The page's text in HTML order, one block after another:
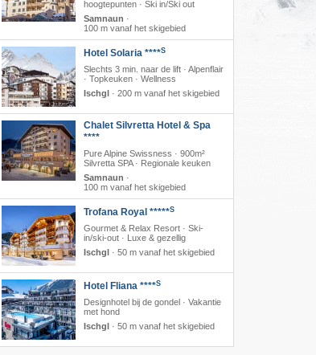
hoogtepunten · Ski in/Ski out
Samnaun ·
100 m vanaf het skigebied
Hotel Solaria ****S
Slechts 3 min. naar de lift · Alpenflair
· Topkeuken · Wellness
Ischgl· 200 m vanaf het skigebied
Chalet Silvretta Hotel & Spa
****
Pure Alpine Swissness · 900m²
Silvretta SPA · Regionale keuken
Samnaun ·
100 m vanaf het skigebied
Trofana Royal *****S
Gourmet & Relax Resort · Ski-
in/ski-out · Luxe & gezellig
Ischgl · 50 m vanaf het skigebied
Hotel Fliana ****S
Designhotel bij de gondel · Vakantie
met hond
Ischgl· 50 m vanaf het skigebied